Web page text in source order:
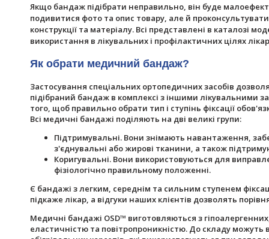
Якщо бандаж підібрати неправильно, він буде
подивитися фото та опис товару, але й
конструкції та матеріалу. Всі представлені в каталозі
використання в лікувальних і профілактичних цілях
Як обрати медичний бандаж?
Застосування спеціальних ортопедичних засобів
підібраний бандаж в комплексі з іншими
того, щоб правильно обрати тип і ступінь фіксації
Всі медичні бандажі поділяють на дві великі групи:
Підтримувальні. Вони знімають навантаження,
з'єднувальні або жирові тканини, а також
Коригувальні. Вони використовуються для
фізіологічно правильному положенні.
Є бандажі з легким, середнім та сильним ступенем
підкаже лікар, а відгуки наших клієнтів дозволять
Медичні бандажі OSD™ виготовляються з
еластичністю та повітропроникністю. До складу можуть